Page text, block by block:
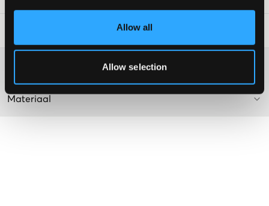
Allow all
Allow selection
Materiaal